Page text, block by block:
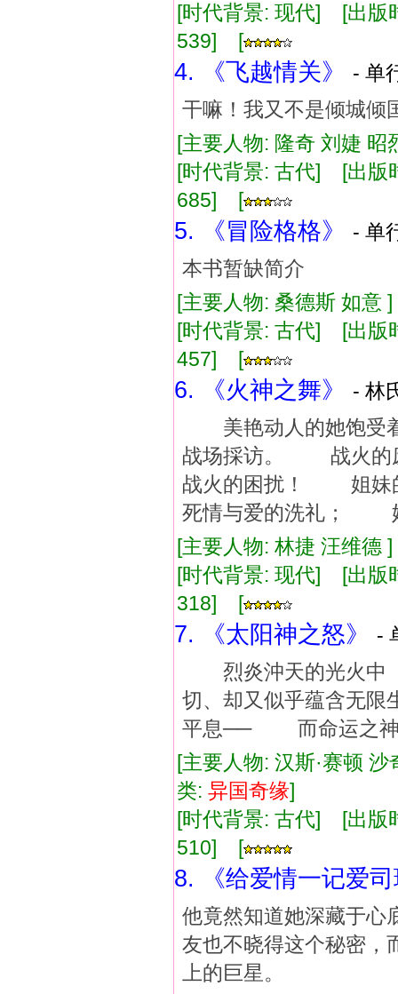
[时代背景: 现代] [出
539] [
4. 《飞越情关》
- 单
干嘛！我又不是倾城倾
[主要人物: 隆奇 刘婕
[时代背景: 古代] [出
685] [
5. 《冒险格格》
- 单
本书暂缺简介
[主要人物: 桑德斯 如
[时代背景: 古代] [出
457] [
6. 《火神之舞》
- 林
美艳动人的她饱受
战场採访。 战火的
战火的困扰！ 姐妹
死情与爱的洗礼；
[主要人物: 林捷 汪维
[时代背景: 现代] [出
318] [
7. 《太阳神之怒》
-
烈炎沖天的光火
切、却又似乎蕴含无
平息── 而命运之神
[主要人物: 汉斯·赛顿
类: 异国奇缘]
[时代背景: 古代] [出
510] [
8. 《给爱情一记爱
他竟然知道她深藏于心
友也不晓得这个秘密，
上的巨星。